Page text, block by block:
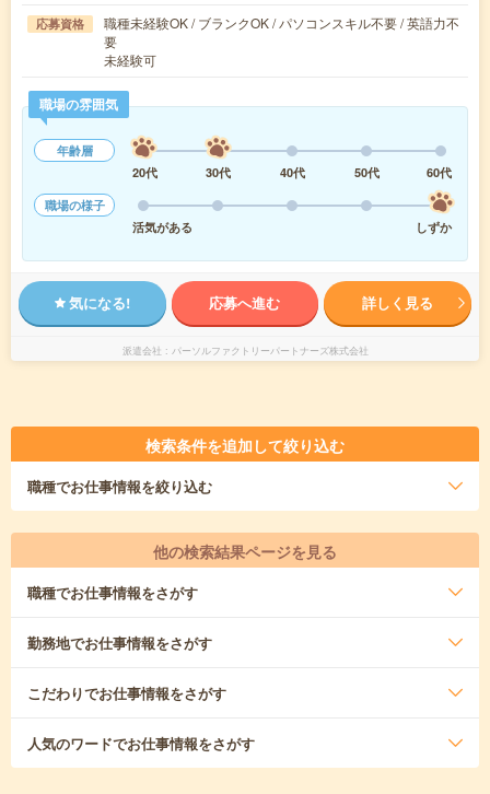
応募資格
職種未経験OK / ブランクOK / パソコンスキル不要 / 英語力不
要
未経験可
職場の雰囲気
年齢層
20代
30代 40代 50代
60代
職場の様子
活気がある
しずか
気になる! 応募へ進む 詳しく見る
派遣会社 パーソルファクトリーパートナーズ株式会社
検索条件を追加して絞り込む
職種でお仕事情報を絞り込む
他の検索結果ページを見る
職種でお仕事情報をさがす
勤務地でお仕事情報をさがす
こだわりでお仕事情報をさがす
人気のワードでお仕事情報をさがす